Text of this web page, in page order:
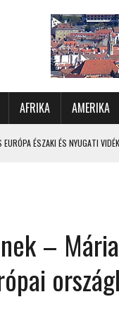
AFRIKA AMERIKA
EURÓPA ÉSZAKI ÉS NYUGATI
ÜNNEPLŐBEN
GYERGYÓI RÁADÁSSAL –
SZIGETEK – 2022
SZLOVÉNIA, AUSZTRIA –
–